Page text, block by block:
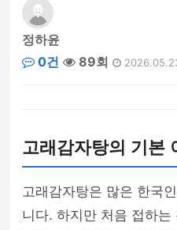
정하윤
0건
89회
고래감자탕의 기본
고래감자탕은 많은 한국
니다. 하지만 처음 접하